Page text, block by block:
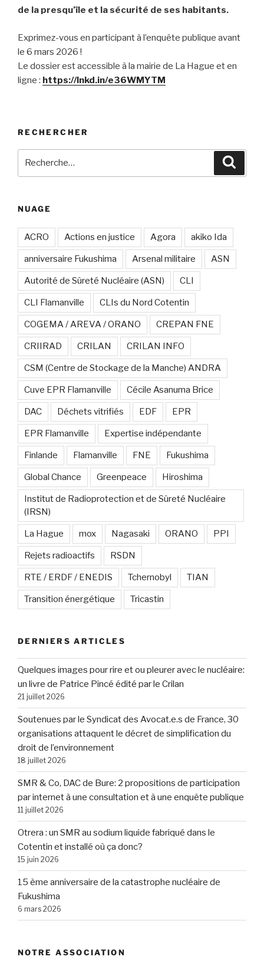
de la presqu’île et la sécurité de ses habitants.
Exprimez-vous en participant à l’enquête publique avant
le 6 mars 2026 !
Le dossier est accessible à la mairie de La Hague et en
ligne : https://lnkd.in/e36WMYTM
RECHERCHER
NUAGE
ACRO Actions en justice Agora akiko Ida
anniversaire Fukushima Arsenal militaire ASN
Autorité de Sûreté Nucléaire (ASN) CLI
CLI Flamanville CLIs du Nord Cotentin
COGEMA / AREVA / ORANO CREPAN FNE
CRIIRAD CRILAN CRILAN INFO
CSM (Centre de Stockage de la Manche) ANDRA
Cuve EPR Flamanville Cécile Asanuma Brice
DAC Déchets vitrifiés EDF EPR
EPR Flamanville Expertise indépendante
Finlande Flamanville FNE Fukushima
Global Chance Greenpeace Hiroshima
Institut de Radioprotection et de Sûreté Nucléaire
(IRSN)
La Hague mox Nagasaki ORANO PPI
Rejets radioactifs RSDN
RTE / ERDF / ENEDIS Tchernobyl TIAN
Transition énergétique Tricastin
DERNIERS ARTICLES
Quelques images pour rire et ou pleurer avec le nucléaire:
un livre de Patrice Pincé édité par le Crilan
21 juillet 2026
Soutenues par le Syndicat des Avocat.e.s de France, 30
organisations attaquent le décret de simplification du
droit de l’environnement
18 juillet 2026
SMR & Co, DAC de Bure: 2 propositions de participation
par internet à une consultation et à une enquête publique
11 juillet 2026
Otrera : un SMR au sodium liquide fabriqué dans le
Cotentin et installé où ça donc?
15 juin 2026
15 ème anniversaire de la catastrophe nucléaire de
Fukushima
6 mars 2026
NOTRE ASSOCIATION